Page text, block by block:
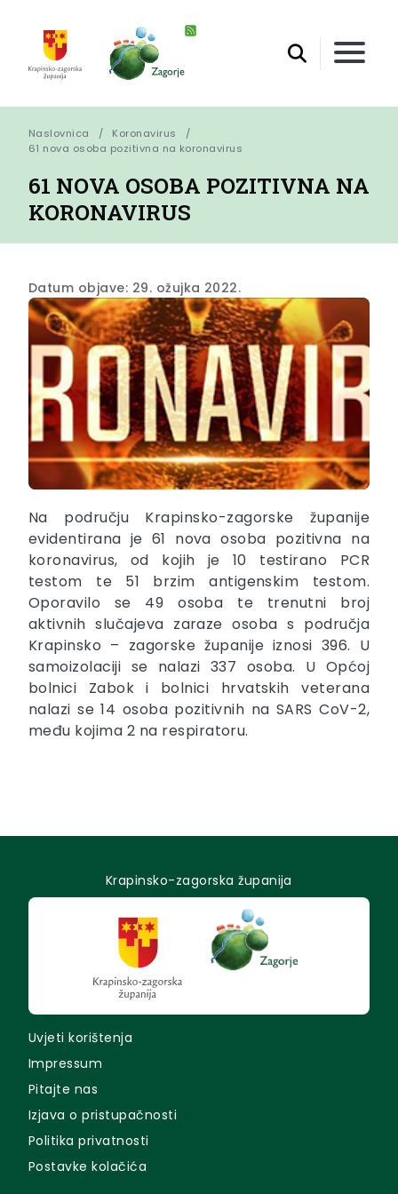
Naslovnica
Koronavirus
61 nova osoba pozitivna na koronavirus
61 NOVA OSOBA POZITIVNA NA
KORONAVIRUS
Datum objave: 29. ožujka 2022.
Na području Krapinsko-zagorske županije
evidentirana je 61 nova osoba pozitivna na
koronavirus, od kojih je 10 testirano PCR
testom te 51 brzim antigenskim testom.
Oporavilo se 49 osoba te trenutni broj
aktivnih slučajeva zaraze osoba s područja
Krapinsko – zagorske županije iznosi 396. U
samoizolaciji se nalazi 337 osoba. U Općoj
bolnici Zabok i bolnici hrvatskih veterana
nalazi se 14 osoba pozitivnih na SARS CoV-2,
među kojima 2 na respiratoru.
Krapinsko-zagorska županija
Uvjeti korištenja
Impressum
Pitajte nas
Izjava o pristupačnosti
Politika privatnosti
Postavke kolačića